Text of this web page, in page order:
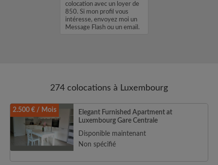
colocation avec un loyer de
850. Si mon profil vous
intéresse, envoyez moi un
Message Flash ou un email.
274 colocations à Luxembourg
2.500 € / Mois
Elegant Furnished Apartment at
Luxembourg Gare Centrale
Disponible maintenant
Non spécifié